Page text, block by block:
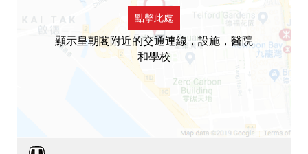
點擊此處
顯示皇朝閣附近的交通連線，設施，醫院
和學校